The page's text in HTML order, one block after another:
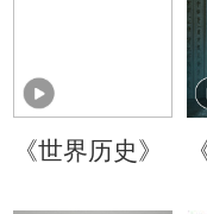
《世界历史》